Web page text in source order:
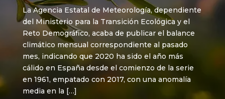
La Agencia Estatal de Meteorología, dependiente
del Ministerio para la Transición Ecológica y el
Reto Demográfico, acaba de publicar el balance
climático mensual correspondiente al pasado
mes, indicando que 2020 ha sido el año más
cálido en España desde el comienzo de la serie
en 1961, empatado con 2017, con una anomalía
media en la […]